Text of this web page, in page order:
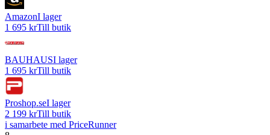
AmazonI lager
1 695 krTill butik
BAUHAUSI lager
1 695 krTill butik
Proshop.seI lager
2 199 krTill butik
i samarbete med PriceRunner